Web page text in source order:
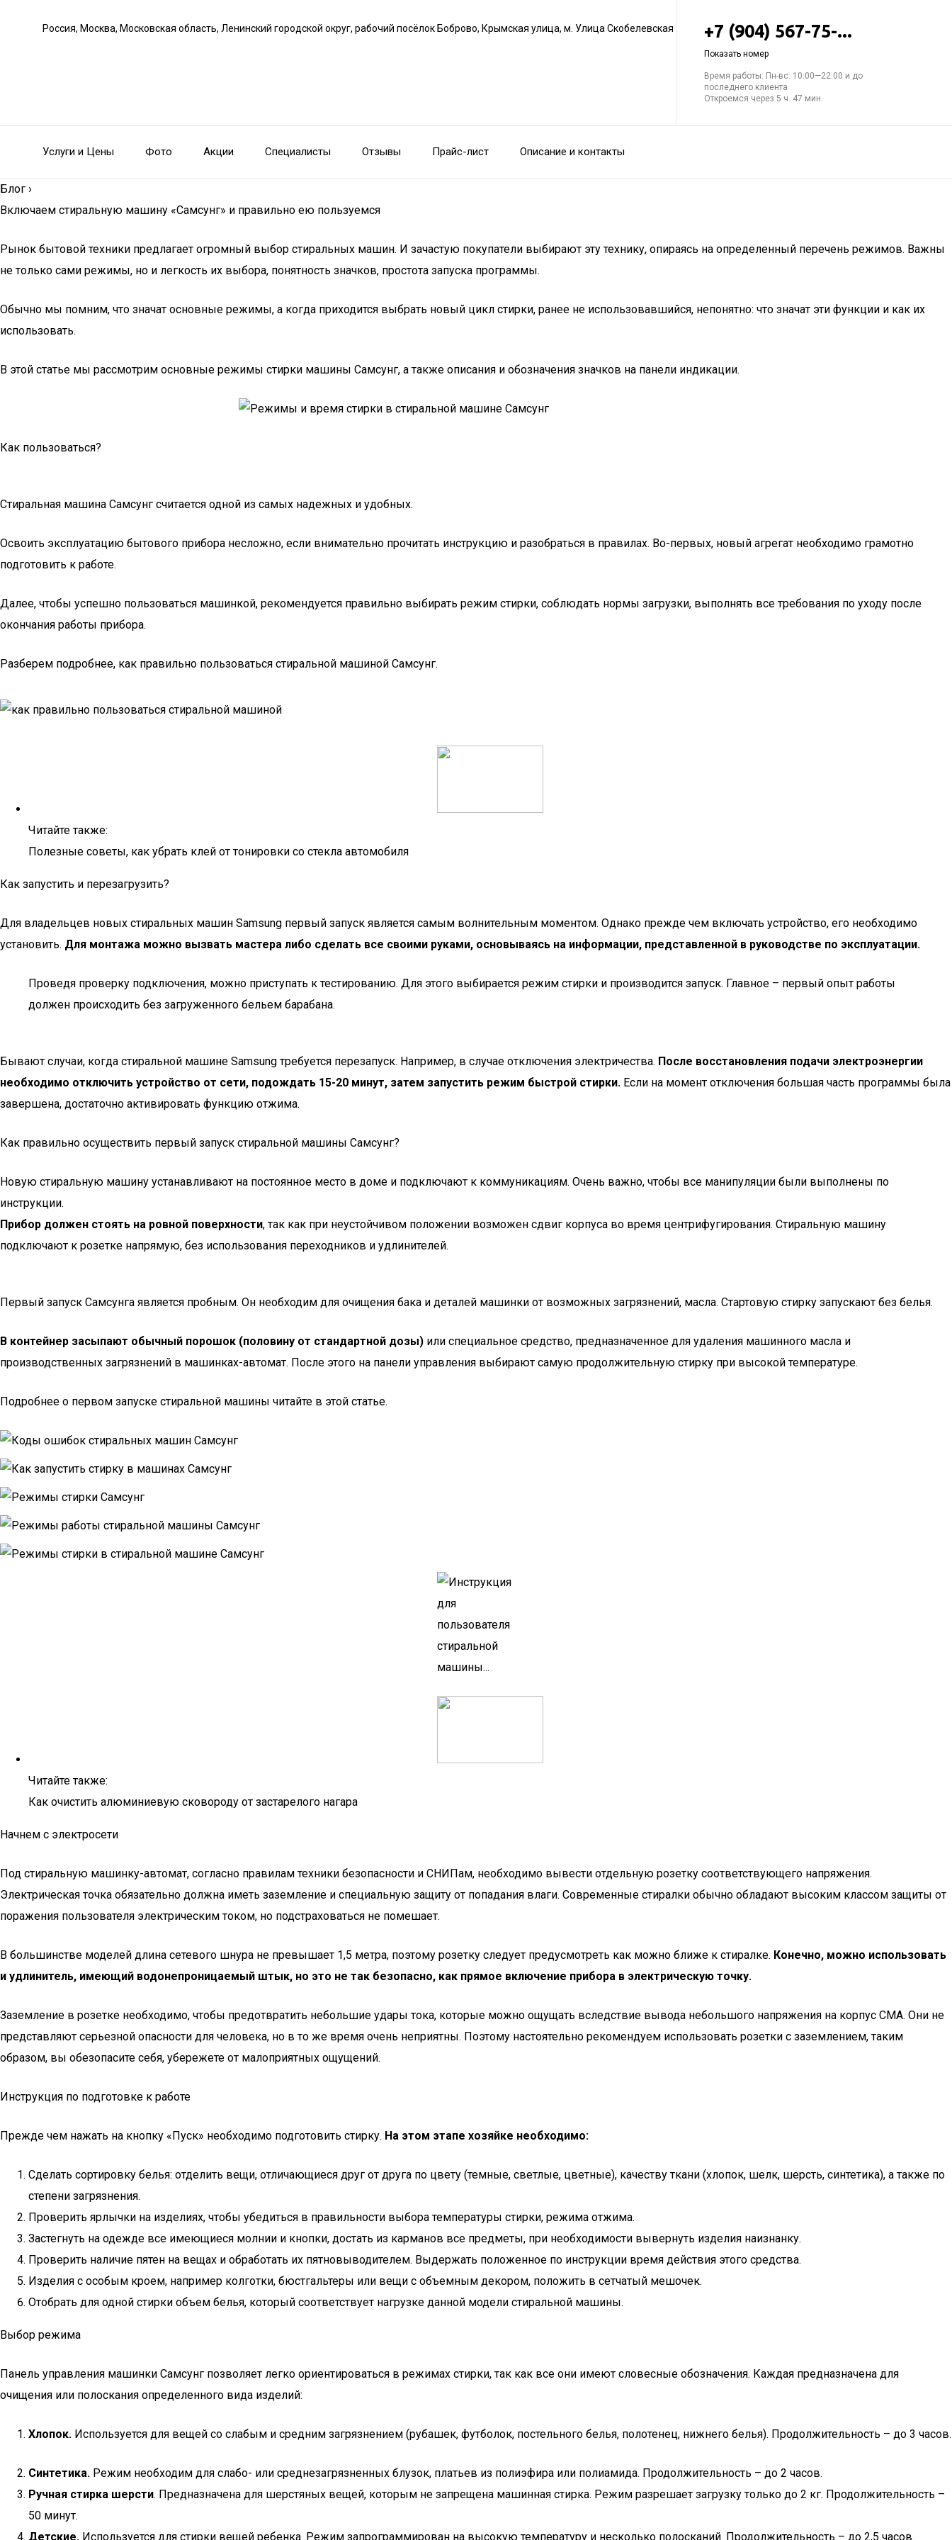
Россия, Москва, Московская область, Ленинский городской округ, рабочий посёлок Боброво, Крымская улица, м. Улица Скобелевская +7 (904) 567-75-...
Показать номер
Время работы: Пн-вс: 10:00—22:00 и до
последнего клиента
Откроемся через 5 ч. 47 мин.
Услуги и Цены Фото Акции Специалисты Отзывы Прайс-лист Описание и контакты
Блог ›
Включаем стиральную машину «Самсунг» и правильно ею пользуемся
Рынок бытовой техники предлагает огромный выбор стиральных машин. И зачастую покупатели выбирают эту технику, опираясь на определенный перечень режимов. Важны
не только сами режимы, но и легкость их выбора, понятность значков, простота запуска программы.
Обычно мы помним, что значат основные режимы, а когда приходится выбрать новый цикл стирки, ранее не использовавшийся, непонятно: что значат эти функции и как их
использовать.
В этой статье мы рассмотрим основные режимы стирки машины Самсунг, а также описания и обозначения значков на панели индикации.
Как пользоваться?
Стиральная машина Самсунг считается одной из самых надежных и удобных.
Освоить эксплуатацию бытового прибора несложно, если внимательно прочитать инструкцию и разобраться в правилах. Во-первых, новый агрегат необходимо грамотно
подготовить к работе.
Далее, чтобы успешно пользоваться машинкой, рекомендуется правильно выбирать режим стирки, соблюдать нормы загрузки, выполнять все требования по уходу после
окончания работы прибора.
Разберем подробнее, как правильно пользоваться стиральной машиной Самсунг.
Читайте также:
Полезные советы, как убрать клей от тонировки со стекла автомобиля
Как запустить и перезагрузить?
Для владельцев новых стиральных машин Samsung первый запуск является самым волнительным моментом. Однако прежде чем включать устройство, его необходимо
установить. Для монтажа можно вызвать мастера либо сделать все своими руками, основываясь на информации, представленной в руководстве по эксплуатации.
Проведя проверку подключения, можно приступать к тестированию. Для этого выбирается режим стирки и производится запуск. Главное – первый опыт работы
должен происходить без загруженного бельем барабана.
Бывают случаи, когда стиральной машине Samsung требуется перезапуск. Например, в случае отключения электричества. После восстановления подачи электроэнергии
необходимо отключить устройство от сети, подождать 15-20 минут, затем запустить режим быстрой стирки. Если на момент отключения большая часть программы была
завершена, достаточно активировать функцию отжима.
Как правильно осуществить первый запуск стиральной машины Самсунг?
Новую стиральную машину устанавливают на постоянное место в доме и подключают к коммуникациям. Очень важно, чтобы все манипуляции были выполнены по
инструкции.
Прибор должен стоять на ровной поверхности, так как при неустойчивом положении возможен сдвиг корпуса во время центрифугирования. Стиральную машину
подключают к розетке напрямую, без использования переходников и удлинителей.
Первый запуск Самсунга является пробным. Он необходим для очищения бака и деталей машинки от возможных загрязнений, масла. Стартовую стирку запускают без белья.
В контейнер засыпают обычный порошок (половину от стандартной дозы) или специальное средство, предназначенное для удаления машинного масла и
производственных загрязнений в машинках-автомат. После этого на панели управления выбирают самую продолжительную стирку при высокой температуре.
Подробнее о первом запуске стиральной машины читайте в этой статье.
Читайте также:
Как очистить алюминиевую сковороду от застарелого нагара
Начнем с электросети
Под стиральную машинку-автомат, согласно правилам техники безопасности и СНИПам, необходимо вывести отдельную розетку соответствующего напряжения.
Электрическая точка обязательно должна иметь заземление и специальную защиту от попадания влаги. Современные стиралки обычно обладают высоким классом защиты от
поражения пользователя электрическим током, но подстраховаться не помешает.
В большинстве моделей длина сетевого шнура не превышает 1,5 метра, поэтому розетку следует предусмотреть как можно ближе к стиралке. Конечно, можно использовать
и удлинитель, имеющий водонепроницаемый штык, но это не так безопасно, как прямое включение прибора в электрическую точку.
Заземление в розетке необходимо, чтобы предотвратить небольшие удары тока, которые можно ощущать вследствие вывода небольшого напряжения на корпус СМА. Они не
представляют серьезной опасности для человека, но в то же время очень неприятны. Поэтому настоятельно рекомендуем использовать розетки с заземлением, таким
образом, вы обезопасите себя, убережете от малоприятных ощущений.
Инструкция по подготовке к работе
Прежде чем нажать на кнопку «Пуск» необходимо подготовить стирку. На этом этапе хозяйке необходимо:
Сделать сортировку белья: отделить вещи, отличающиеся друг от друга по цвету (темные, светлые, цветные), качеству ткани (хлопок, шелк, шерсть, синтетика), а также по
степени загрязнения.
Проверить ярлычки на изделиях, чтобы убедиться в правильности выбора температуры стирки, режима отжима.
Застегнуть на одежде все имеющиеся молнии и кнопки, достать из карманов все предметы, при необходимости вывернуть изделия наизнанку.
Проверить наличие пятен на вещах и обработать их пятновыводителем. Выдержать положенное по инструкции время действия этого средства.
Изделия с особым кроем, например колготки, бюстгальтеры или вещи с объемным декором, положить в сетчатый мешочек.
Отобрать для одной стирки объем белья, который соответствует нагрузке данной модели стиральной машины.
Выбор режима
Панель управления машинки Самсунг позволяет легко ориентироваться в режимах стирки, так как все они имеют словесные обозначения. Каждая предназначена для
очищения или полоскания определенного вида изделий:
Хлопок. Используется для вещей со слабым и средним загрязнением (рубашек, футболок, постельного белья, полотенец, нижнего белья). Продолжительность – до 3 часов.
Синтетика. Режим необходим для слабо- или среднезагрязненных блузок, платьев из полиэфира или полиамида. Продолжительность – до 2 часов.
Ручная стирка шерсти. Предназначена для шерстяных вещей, которым не запрещена машинная стирка. Режим разрешает загрузку только до 2 кг. Продолжительность –
50 минут.
Детские. Используется для стирки вещей ребенка. Режим запрограммирован на высокую температуру и несколько полосканий. Продолжительность – до 2,5 часов.